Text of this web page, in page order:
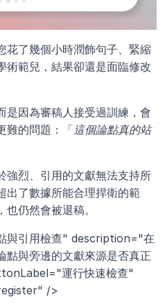
花了幾個小時潤飾句子、緊縮
術範兒，結果卻還是面臨修改
是因為審稿人接受過訓練，會
難的問題：「這個論點真的站
強烈、引用的文獻無法支持所
出了數據所能合理捍衛的範
仍然會被退稿。
與引用檢查" description="在
點與旁邊的文獻來源是否真正
運行快速檢查"
/>